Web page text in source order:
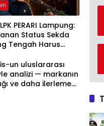
PERARI Lampung:
Status Sekda
Tengah Harus
Opini
un uluslararası
analizi — markanın
ve daha ilerlemesi